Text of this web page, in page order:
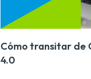
Cómo transitar de
4.0